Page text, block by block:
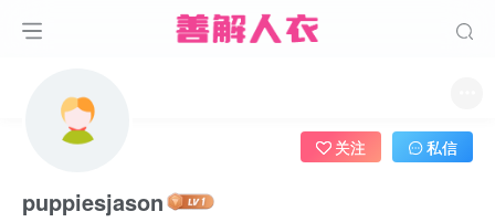
puppiesjason
关注 私信